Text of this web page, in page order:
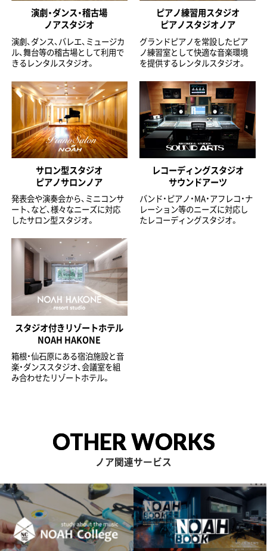
演劇・ダンス・稽古場
ノアスタジオ
演劇、ダンス、バレエ、ミュージカ
ル、舞台等の稽古場として利用で
きるレンタルスタジオ。
ピアノ練習用スタジオ
ピアノスタジオノア
グランドピアノを常設したピア
ノ練習室として快適な音楽環境
を提供するレンタルスタジオ。
サロン型スタジオ
ピアノサロンノア
発表会や演奏会から、ミニコンサ
ート、など、様々なニーズに対応
したサロン型スタジオ。
レコーディングスタジオ
サウンドアーツ
バンド・ピアノ・MA・アフレコ・ナ
レーション等のニーズに対応し
たレコーディングスタジオ。
スタジオ付きリゾートホテル
NOAH HAKONE
箱根・仙石原にある宿泊施設と音
楽・ダンススタジオ、会議室を組
み合わせたリゾートホテル。
OTHER WORKS
ノア関連サービス